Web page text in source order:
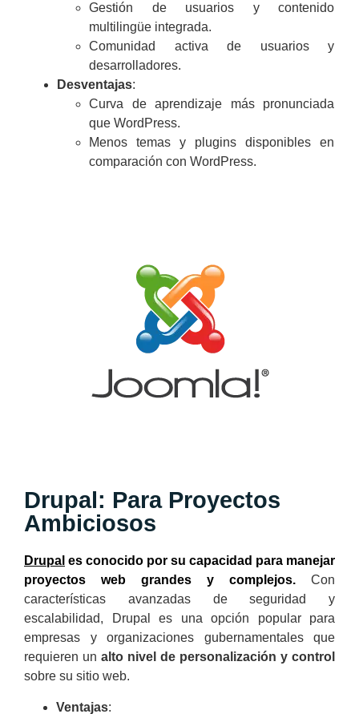
Gestión de usuarios y contenido
multilingüe integrada.
Comunidad activa de usuarios y
desarrolladores.
Desventajas:
Curva de aprendizaje más pronunciada
que WordPress.
Menos temas y plugins disponibles en
comparación con WordPress.
Drupal: Para Proyectos
Ambiciosos
Drupal es conocido por su capacidad para manejar
proyectos web grandes y complejos. Con
características avanzadas de seguridad y
escalabilidad, Drupal es una opción popular para
empresas y organizaciones gubernamentales que
requieren un alto nivel de personalización y control
sobre su sitio web.
Ventajas: